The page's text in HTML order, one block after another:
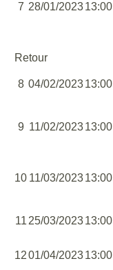
7 28/01/202313:00
Retour
8 04/02/202313:00
9 11/02/2023 13:00
10 11/03/2023 13:00
11 25/03/202313:00
1201/04/202313:00